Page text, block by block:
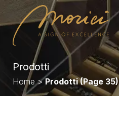
Prodotti
Home>Prodotti(Page 35)